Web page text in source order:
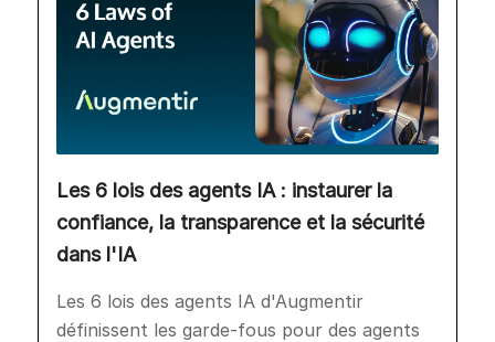
Les 6 lois des agents IA : instaurer la
confiance, la transparence et la sécurité
dans l'IA
Les 6 lois des agents IA d'Augmentir
définissent les garde-fous pour des agents